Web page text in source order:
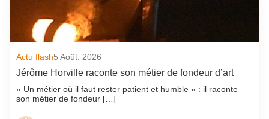
Actu flash5 Août. 2026
Jérôme Horville raconte son métier de fondeur d’art
« Un métier où il faut rester patient et humble » : il raconte
son métier de fondeur […]